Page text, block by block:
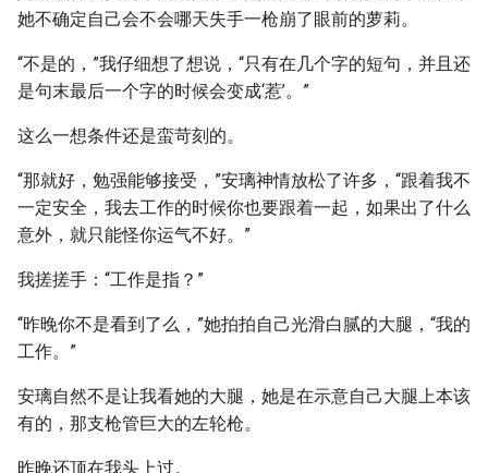
她不确定自己会不会哪天失手一枪崩了眼前的萝莉。
“不是的，”我仔细想了想说，“只有在几个字的短句，并且还
是句末最后一个字的时候会变成‘惹’。”
这么一想条件还是蛮苛刻的。
“那就好，勉强能够接受，”安璃神情放松了许多，“跟着我不
一定安全，我去工作的时候你也要跟着一起，如果出了什么
意外，就只能怪你运气不好。”
我搓搓手：“工作是指？”
“昨晚你不是看到了么，”她拍拍自己光滑白腻的大腿，“我的
工作。”
安璃自然不是让我看她的大腿，她是在示意自己大腿上本该
有的，那支枪管巨大的左轮枪。
昨晚还顶在我头上过。